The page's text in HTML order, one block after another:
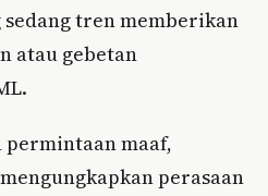
tren memberikan
atau gebetan
permintaan maaf,
perasaan